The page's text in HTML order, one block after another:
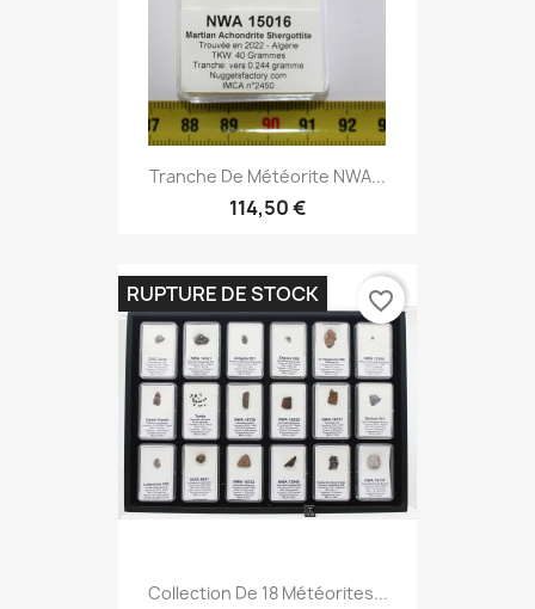
Tranche De Météorite NWA...
114,50 €
Collection De 18 Météorites...
RUPTURE DE STOCK favorite_border